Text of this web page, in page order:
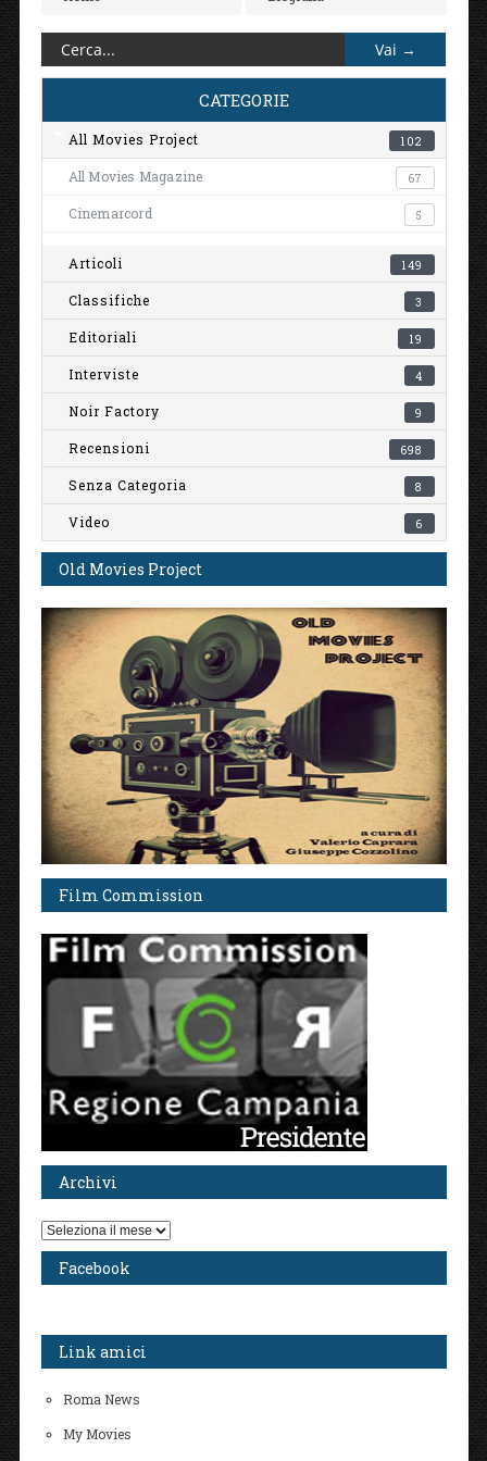
CATEGORIE
All Movies Project 102
All Movies Magazine 67
Cinemarcord 5
Articoli 149
Classifiche 3
Editoriali 19
Interviste 4
Noir Factory 9
Recensioni 698
Senza Categoria 8
Video 6
Old Movies Project
Film Commission
Archivi
Archivi
Facebook
Link amici
Roma News
My Movies